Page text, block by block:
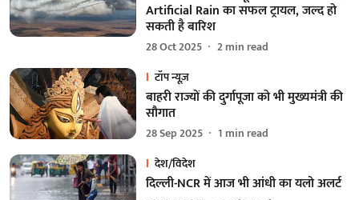
Artificial Rain का सफल ट्रायल, जल्द हो
सकती है बारिश
28 Oct 2025 2min read
टॉप न्यूज़
बाहरी राज्यों की दुर्गापूजा को भी मुख्यमंत्री की
सौगात
28 Sep 2025 1 min read
देश/विदेश
दिल्ली-NCR में आज भी आंधी का यलो अलर्ट